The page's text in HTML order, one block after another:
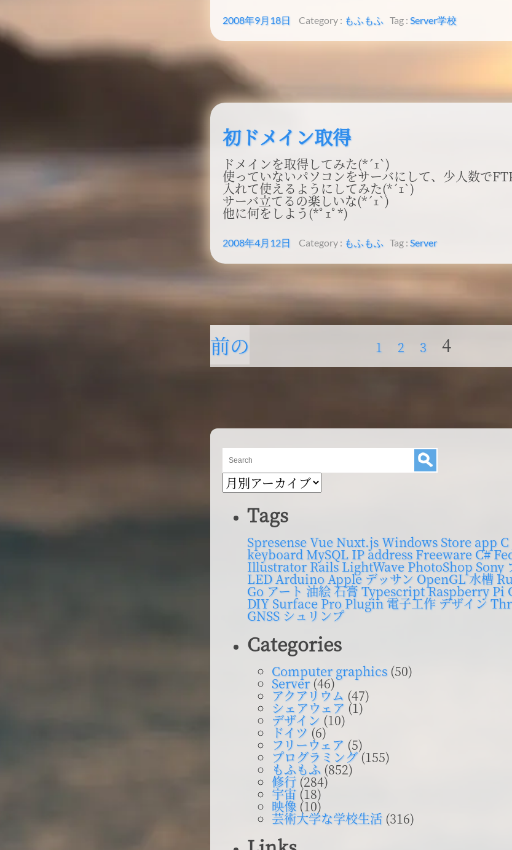
2008年9月18日 Category : もふもふ Tag : Server学校
初ドメイン取得
ドメインを取得してみた(*´ｪ`)
使っていないパソコンをサーバにして、少人数で
入れて使えるようにしてみた(*´ｪ`)
サーバ立てるの楽しいな(*´ｪ`)
他に何をしよう(*ﾟｪﾟ*)
2008年4月12日 Category : もふもふ Tag : Server
投
稿
ジ
送
り
前の
ジ
Page
1 Page
2 Page
3 Page
4
ブ
ロ
内 Tags
SpresenseVue Nuxt.jsWindows Store app
keyboardMySQL IP address Freeware C#
Illustrator Rails LightWave PhotoShop Sony
LEDArduinoApple デッサン OpenGL水槽
Go アート 油絵石膏 TypescriptRaspberry Pi
DIY Surface Pro Plugin 電子工作 デザイン
GNSS シュリンプ
Categories
Computer graphics(50)
Server(46)
アクアリウム (47)
シェアウェア (1)
デザイン (10)
ドイツ (6)
フリーウェア (5)
プログラミング(155)
もふもふ (852)
修行 (284)
宇宙 (18)
映像 (10)
芸術大学な学校生活 (316)